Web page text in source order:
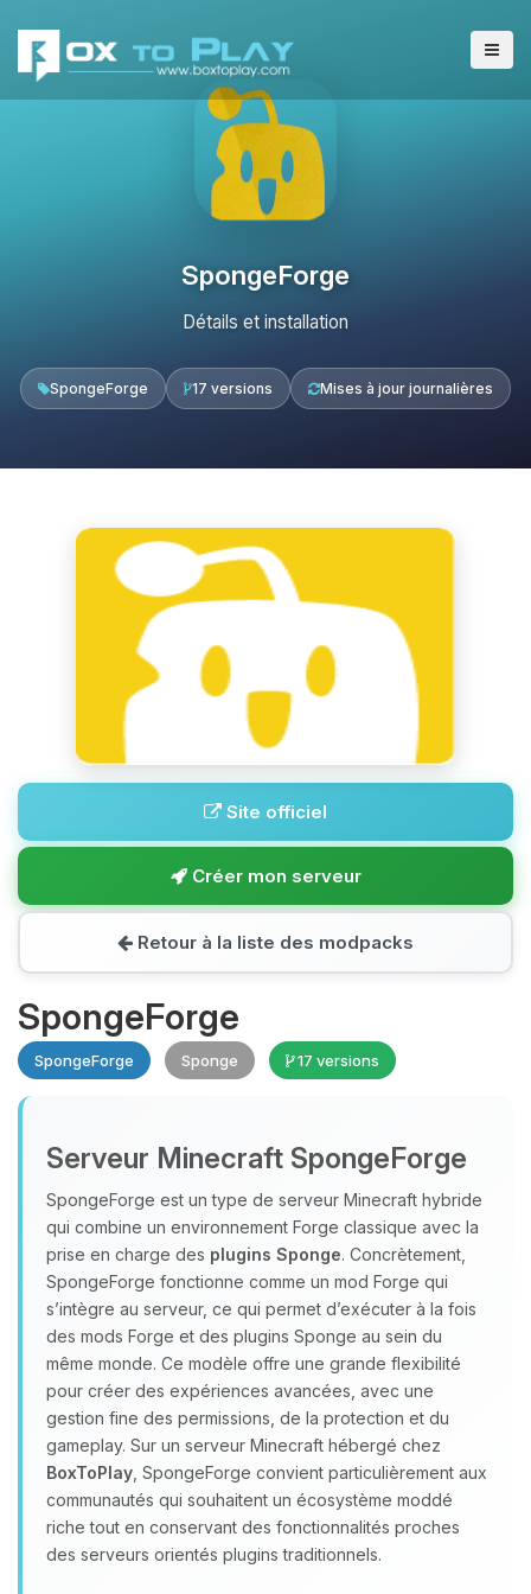
SpongeForge
Détails et installation
SpongeForge 17 versions Mises à jour journalières
Site officiel
Créer mon serveur
Retour à la liste des modpacks
SpongeForge
SpongeForge Sponge 17 versions
Serveur Minecraft SpongeForge
SpongeForge est un type de serveur Minecraft hybride
qui combine un environnement Forge classique avec la
prise en charge des plugins Sponge. Concrètement,
SpongeForge fonctionne comme un mod Forge qui
s’intègre au serveur, ce qui permet d’exécuter à la fois
des mods Forge et des plugins Sponge au sein du
même monde. Ce modèle offre une grande flexibilité
pour créer des expériences avancées, avec une
gestion fine des permissions, de la protection et du
gameplay. Sur un serveur Minecraft hébergé chez
BoxToPlay , SpongeForge convient particulièrement aux
communautés qui souhaitent un écosystème moddé
riche tout en conservant des fonctionnalités proches
des serveurs orientés plugins traditionnels.
Youpi, enfin quelqu’un pour me
parler ! Moi c’est Choupy, ton petit
assistant BoxToPlay. Dis-moi ce dont
tu as besoin et je vais remuer mes
petits circuits pour t’aider.
07/08/2026 à 09:52